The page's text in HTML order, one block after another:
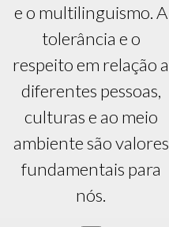
e o multilinguismo. A
tolerância e o
respeito em relação a
diferentes pessoas,
culturas e ao meio
ambiente são valores
fundamentais para
nós.